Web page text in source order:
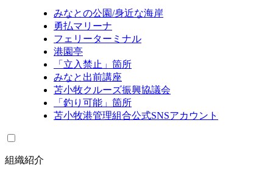
みなとの公園/身近な海岸
勇払マリーナ
フェリーターミナル
港園亭
「立入禁止」箇所
みなと出前講座
苫小牧クルーズ振興協議会
「釣り可能」箇所
苫小牧港管理組合公式SNSアカウント
組織紹介